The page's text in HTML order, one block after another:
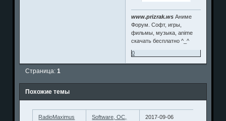
www.prizrak.ws Аниме
Форум. Софт, игры,
фильмы, музыка, anime
скачать бесплатно ^_^
0
Страница:1
Похожие темы
RadioMaximus
Software, ОС,
2017-09-06